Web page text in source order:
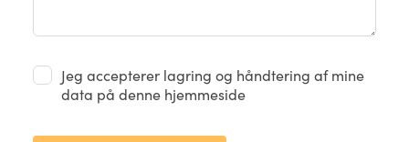
Jeg accepterer lagring og håndtering af mine
data på denne hjemmeside